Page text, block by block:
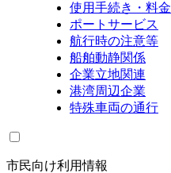
使用手続き・料金
ポートサービス
航行時の注意等
船舶動静関係
企業立地関連
港湾周辺企業
特殊車両の通行
市民向け利用情報